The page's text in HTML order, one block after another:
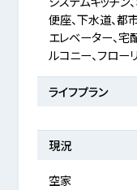
便座、下水道、都
エレベーター、宅
ルコニー、フロー
ライフプラン
現況
空家